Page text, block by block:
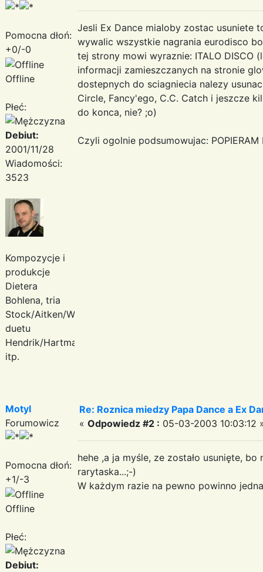
Pomocna dłoń:
+0/-0
Offline
Płeć:
Debiut:
2001/11/28
Wiadomości:
3523
Kompozycje i
produkcje
Dietera
Bohlena, tria
Stock/Aitken/Waterman,
duetu
Hendrik/Hartmann
itp.
Jesli Ex Dance mialoby zostac usuniete
wywalic wszystkie nagrania eurodisco
tej strony mowi wyraznie: ITALO
informacji zamieszczanych na stronie
dostepnych do sciagniecia nalezy
Circle, Fancy'ego, C.C. Catch i jeszcze
do konca, nie? ;o)
Czyli ogolnie podsumowujac: POPIERAM
Motyl
Forumowicz
Pomocna dłoń:
+1/-3
Offline
Płeć:
Debiut:
Re: Roznica miedzy Papa Dance a Ex
« Odpowiedz #2 : 05-03-2003 10:03:12
hehe ,a ja myśle, ze zostało usunięte,
rarytaska...;-)
W każdym razie na pewno powinno